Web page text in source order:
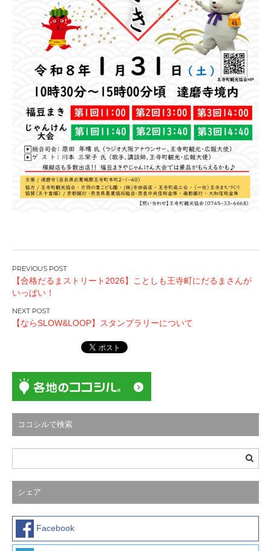
投
稿
ナ
ビ
ゲ
ョ
ン
【合格だるまストリート2026】ことしも王寺町にだるまさんが
いっぱい！
【ならSLOW&LOOP】スタンプラリーについて
ココシルで検索
シェア
Facebook